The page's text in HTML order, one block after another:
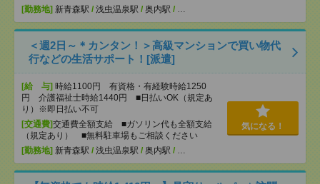
[勤務地] 新青森駅 / 浅虫温泉駅 / 奥内駅 / …
＜週2日～＊カンタン！＞高級マンションで買い物代
行などの生活サポート！[派遣]
[給 与] 時給1100円 有資格・有経験時給1250
円 介護福祉士時給1440円 ■日払いOK（規定あ
り）※即日払い不可
[交通費]交通費全額支給 ■ガソリン代も全額支給
（規定あり） ■無料駐車場もご相談ください
[勤務地] 新青森駅 / 浅虫温泉駅 / 奥内駅 / …
気になる！